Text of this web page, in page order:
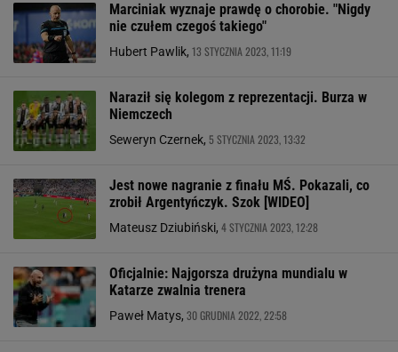
Marciniak wyznaje prawdę o chorobie. "Nigdy
nie czułem czegoś takiego"
Hubert Pawlik, 13 STYCZNIA 2023, 11:19
Naraził się kolegom z reprezentacji. Burza w
Niemczech
Seweryn Czernek, 5 STYCZNIA 2023, 13:32
Jest nowe nagranie z finału MŚ. Pokazali, co
zrobił Argentyńczyk. Szok [WIDEO]
Mateusz Dziubiński, 4 STYCZNIA 2023, 12:28
Oficjalnie: Najgorsza drużyna mundialu w
Katarze zwalnia trenera
Paweł Matys, 30 GRUDNIA 2022, 22:58